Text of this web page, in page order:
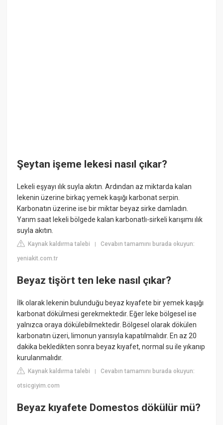
Şeytan işeme lekesi nasıl çıkar?
Lekeli eşyayı ılık suyla akıtın. Ardından az miktarda kalan
lekenin üzerine birkaç yemek kaşığı karbonat serpin.
Karbonatın üzerine ise bir miktar beyaz sirke damladın.
Yarım saat lekeli bölgede kalan karbonatlı-sirkeli karışımı ılık
suyla akıtın.
Kaynak kaldırma talebi |Cevabın tamamını burada okuyun:
yeniakit.com.tr
Beyaz tişört ten leke nasıl çıkar?
İlk olarak lekenin bulunduğu beyaz kıyafete bir yemek kaşığı
karbonat dökülmesi gerekmektedir. Eğer leke bölgesel ise
yalnızca oraya dökülebilmektedir. Bölgesel olarak dökülen
karbonatın üzeri, limonun yarısıyla kapatılmalıdır. En az 20
dakika bekledikten sonra beyaz kıyafet, normal su ile yıkanıp
kurulanmalıdır.
Kaynak kaldırma talebi |Cevabın tamamını burada okuyun:
otsicgiyim.com
Beyaz kıyafete Domestos dökülür mü?